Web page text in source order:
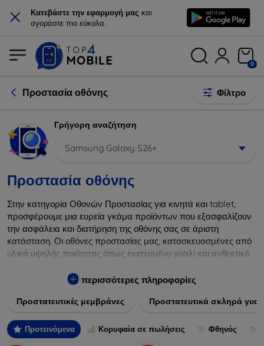
× Κατεβάστε την εφαρμογή μας και
αγοράστε πιο εύκολα.
0
Προστασία οθόνης Φίλτρο
Γρήγορη αναζήτηση
Samsung Galaxy S26+
Προστασία οθόνης
Στην κατηγορία Οθονών Προστασίας για κινητά και tablet,
προσφέρουμε μια ευρεία γκάμα προϊόντων που εξασφαλίζουν
την ασφάλεια και διατήρηση της οθόνης σας σε άριστη
κατάσταση. Οι οθόνες προστασίας μας, κατασκευασμένες από
υλικά υψηλής ποιότητας όπως ενισχυμένο γυαλί και ανθεκτικό
και πτώσεις. Επιπλέον, είναι εύκολες στην εφαρμογή και δεν
φωτεινότητα της οθόνης σας. Επιλέξτε από τις τελευταίες
των προτύπων συσκευών, προσφέροντας παράλληλα
απαράμιλλη εμπειρία χρήστη.
περισσότερες πληροφορίες
Προστατευτικές μεμβράνες Προστατευτικά σκληρά
Προτεινόμενα Κορυφαία σε πωλήσεις Φθηνός